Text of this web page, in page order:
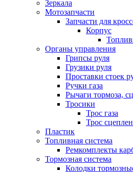
Зеркала
Мотозапчасти
Запчасти для
Корпус
Органы управления
Грипсы руля
Грузики руля
Проставки стоек
Ручки газа
Рычаги тормоза,
Тросики
Трос газа
Трос
Пластик
Топливная система
Ремкомплекты
Тормозная система
Колодки